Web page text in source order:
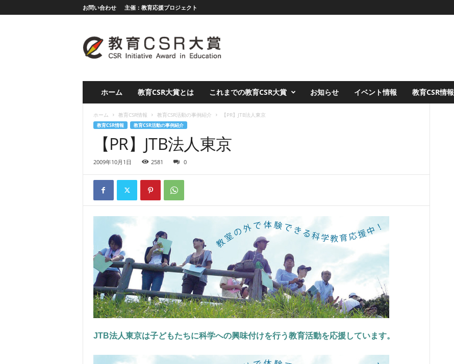
お問い合わせ 主催：教育応援プロジェクト
応
援
S
賞
ホーム 教育CSR大賞とは これまでの教育CSR大賞 お知らせ イベント情報 教育CSR情報
ホーム 教育CSR情報 教育CSR活動の事例紹介 【PR】JTB法人東京
教育CSR情報 教育CSR活動の事例紹介
【PR】JTB法人東京
2009年10月1日 2581 0
JTB法人東京は子どもたちに科学への興味付けを行う教育活動を応援しています。